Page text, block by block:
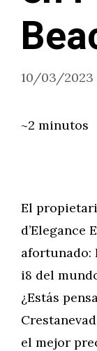
10/03/2023
~2 minutos
El
d’Elegance
afortunado:
i8 del
¿Estás
el mejor